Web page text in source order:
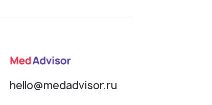
hello@medadvisor.ru